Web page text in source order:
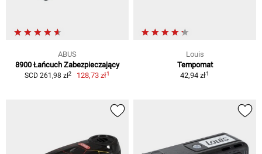
ABUS
8900 Łańcuch Zabezpieczający
SCD 261,98 zł2 128,73 zł1
Louis
Tempomat
42,94 zł1